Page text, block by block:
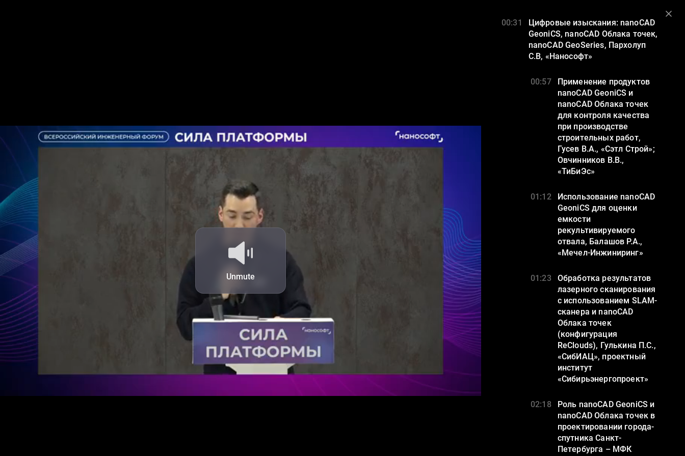
Unmute
00:31
Цифровые изыскания: nanoCAD
GeoniCS, nanoCAD Облака точек,
nanoCAD GeoSeries, Пархолуп
С.В, «Нанософт»
00:57
Применение продуктов
nanoCAD GeoniCS и
nanoCAD Облака точек
для контроля качества
при производстве
строительных работ,
Гусев В.А., «Сэтл Строй»;
Овчинников В.В.,
«ТиБиЭс»
01:12
Использование nanoCAD
GeoniCS для оценки
емкости
рекультивируемого
отвала, Балашов Р.А.,
«Мечел-Инжиниринг»
01:23
Обработка результатов
лазерного сканирования
с использованием SLAM-
сканера и nanoCAD
Облака точек
(конфигурация
ReClouds), Гулькина П.С.,
«СибИАЦ», проектный
институт
«Сибирьэнергопроект»
02:18
Роль nanoCAD GeoniCS и
nanoCAD Облака точек в
проектировании города-
спутника Санкт-
Петербурга – МФК
YES